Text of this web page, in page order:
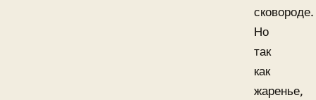
сковороде.
Но
так
как
жаренье,